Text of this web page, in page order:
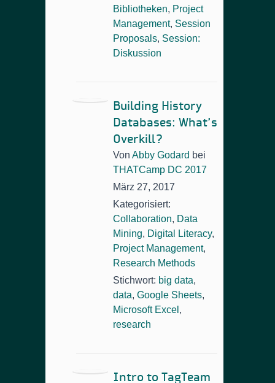
Bibliotheken, Project
Management, Session
Proposals, Session:
Diskussion
Building History
Databases: What’s
Overkill?
Von Abby Godard bei
THATCamp DC 2017
März 27, 2017
Kategorisiert:
Collaboration, Data
Mining, Digital Literacy,
Project Management,
Research Methods
Stichwort: big data,
data, Google Sheets,
Microsoft Excel ,
research
Intro to TagTeam